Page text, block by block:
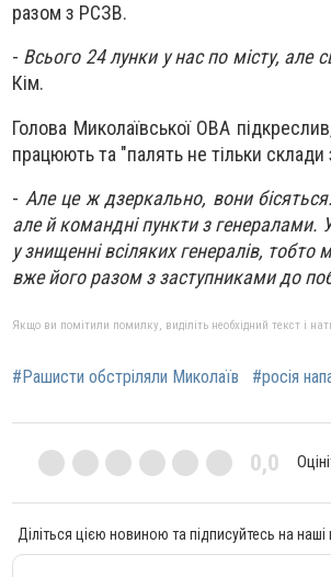
разом з РСЗВ.
- Всього 24 лунки у нас по місту, але
Кім.
Голова Миколаївської ОВА
працюють та "палять не тільки
- Але це ж дзеркально, вони
але й командні пункти з генералами.
у знищенні всіляких генералів, тобто
вже його разом з заступниками до
Якщо ви помітили помилку, виділіть необхідний текст і
#Рашисти обстріляли Миколаїв #росія
0,0
Діліться цією новиною та підписуйтесь на наші